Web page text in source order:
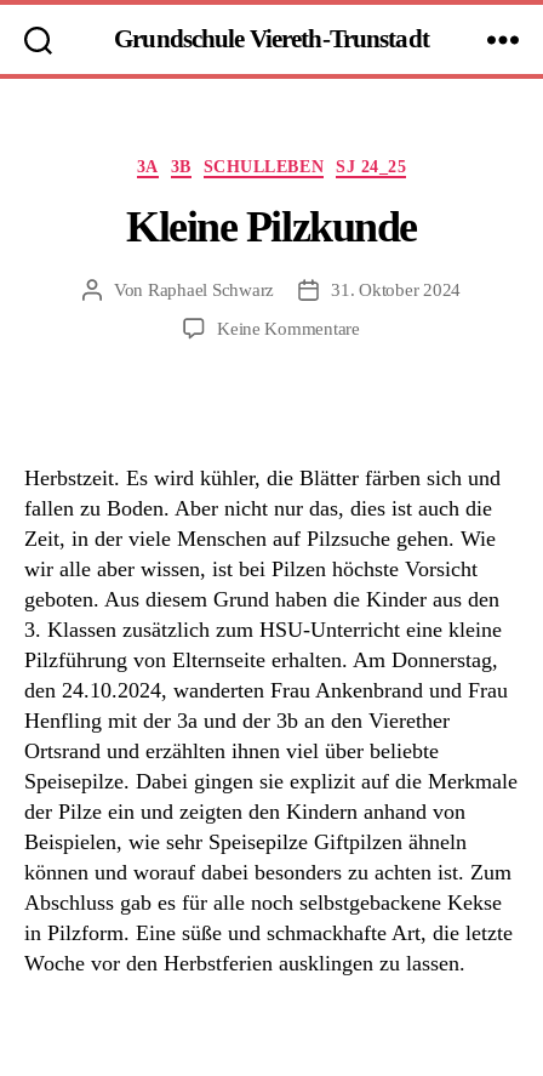
Grundschule Viereth-Trunstadt
Kategorien
3A 3B SCHULLEBEN SJ 24_25
Kleine Pilzkunde
Beitragsautor
Von Raphael Schwarz Beitragsdatum
31. Oktober 2024
Keine Kommentarezu
Herbstzeit. Es wird kühler, die Blätter färben sich und
fallen zu Boden. Aber nicht nur das, dies ist auch die
Zeit, in der viele Menschen auf Pilzsuche gehen. Wie
wir alle aber wissen, ist bei Pilzen höchste Vorsicht
geboten. Aus diesem Grund haben die Kinder aus den
3. Klassen zusätzlich zum HSU-Unterricht eine kleine
Pilzführung von Elternseite erhalten. Am Donnerstag,
den 24.10.2024, wanderten Frau Ankenbrand und Frau
Henfling mit der 3a und der 3b an den Vierether
Ortsrand und erzählten ihnen viel über beliebte
Speisepilze. Dabei gingen sie explizit auf die Merkmale
der Pilze ein und zeigten den Kindern anhand von
Beispielen, wie sehr Speisepilze Giftpilzen ähneln
können und worauf dabei besonders zu achten ist. Zum
Abschluss gab es für alle noch selbstgebackene Kekse
in Pilzform. Eine süße und schmackhafte Art, die letzte
Woche vor den Herbstferien ausklingen zu lassen.